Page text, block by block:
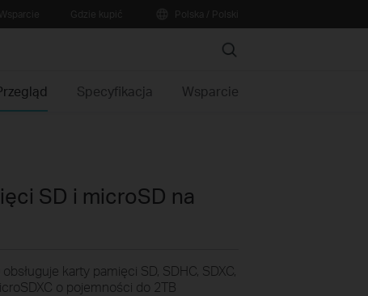
Search
Specyfikacja Wsparcie
SD i microSD na
karty pamięci SD, SDHC, SDXC,
o pojemności do 2TB